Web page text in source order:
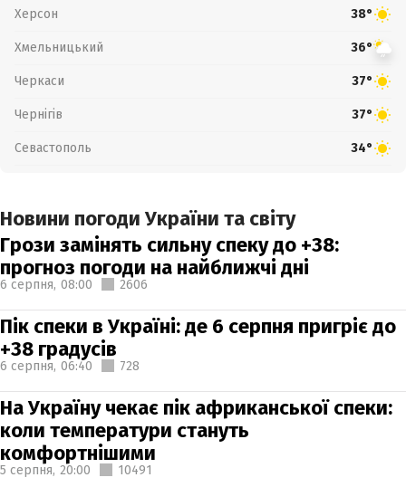
Херсон 38°
Хмельницький 36°
Черкаси 37°
Чернігів 37°
Севастополь 34°
Новини погоди України та світу
Грози замінять сильну спеку до +38:
прогноз погоди на найближчі дні
6 серпня, 08:00 2606
Пік спеки в Україні: де 6 серпня пригріє до
+38 градусів
6 серпня, 06:40 728
На Україну чекає пік африканської спеки:
коли температури стануть
комфортнішими
5 серпня, 20:00 10491